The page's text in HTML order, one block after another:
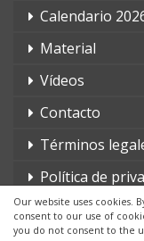
Our website uses cookies.
consent to our use of
you do not consent to the
Calendario
Material
Vídeos
Contacto
Términos
Política de